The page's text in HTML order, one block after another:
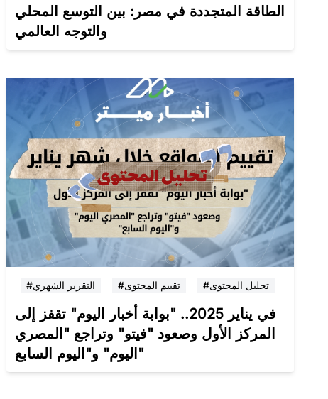
الطاقة المتجددة في مصر: بين التوسع المحلي
والتوجه العالمي
#التقرير الشهري #تقييم المحتوى #تحليل المحتوى
في يناير 2025.. "بوابة أخبار اليوم" تقفز إلى
المركز الأول وصعود "فيتو" وتراجع "المصري
اليوم" و"اليوم السابع"